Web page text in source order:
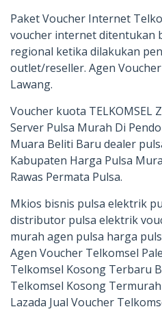
Paket Voucher Internet
voucher internet ditentukan
regional ketika dilakukan
outlet/reseller. Agen
Lawang.
Voucher kuota TELKOMSEL
Server Pulsa Murah Di
Muara Beliti Baru dealer
Kabupaten Harga Pulsa
Rawas Permata Pulsa.
Mkios bisnis pulsa elektrik
distributor pulsa elektrik
murah agen pulsa harga
Agen Voucher Telkomsel
Telkomsel Kosong Terbaru
Telkomsel Kosong
Lazada Jual Voucher